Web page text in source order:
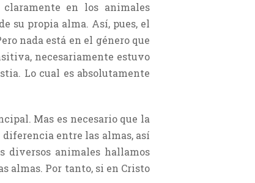
en los animales
su propia alma. Así, pues, el
nada está en el género que
necesariamente estuvo
Lo cual es absolutamente
Mas es necesario que la
entre las almas, así
diversos animales hallamos
almas. Por tanto, si en Cristo